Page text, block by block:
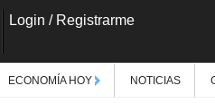
Login / Registrarme
ECONOMÍA HOY NOTICIAS